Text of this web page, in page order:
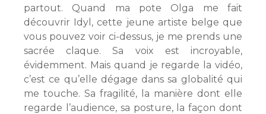
partout. Quand ma pote Olga me fait
découvrir Idyl, cette jeune artiste belge que
vous pouvez voir ci-dessus, je me prends une
sacrée claque. Sa voix est incroyable,
évidemment. Mais quand je regarde la vidéo,
c’est ce qu’elle dégage dans sa globalité qui
me touche. Sa fragilité, la manière dont elle
regarde l’audience, sa posture, la façon dont